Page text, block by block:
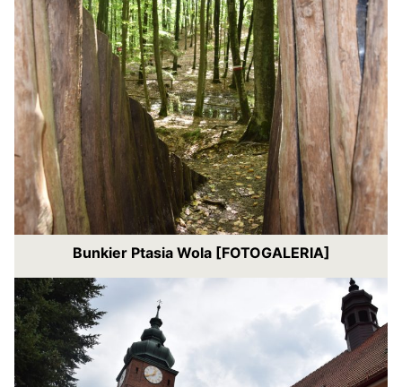
Bunkier Ptasia Wola [FOTOGALERIA]